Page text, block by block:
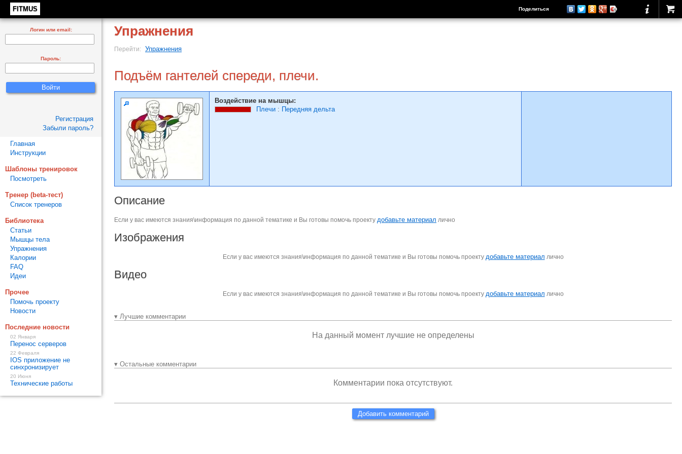
FITMUS Поделиться
Упражнения
Перейти: Упражнения
Подъём гантелей спереди, плечи.
Воздействие на мышцы:
Плечи : Передняя дельта
Описание
Если у вас имеются знания\информация по данной тематике и Вы готовы помочь проекту добавьте материал лично
Изображения
Если у вас имеются знания\информация по данной тематике и Вы готовы помочь проекту добавьте материал лично
Видео
Если у вас имеются знания\информация по данной тематике и Вы готовы помочь проекту добавьте материал лично
▾ Лучшие комментарии
На данный момент лучшие не определены
▾ Остальные комментарии
Комментарии пока отсутствуют.
Добавить комментарий
Логин или email:
Пароль:
Регистрация
Забыли пароль?
Главная
Инструкции
Шаблоны тренировок
Посмотреть
Тренер (beta-тест)
Список тренеров
Библиотека
Статьи
Мышцы тела
Упражнения
Калории
FAQ
Идеи
Прочее
Помочь проекту
Новости
Последние новости
02 Января
Перенос серверов
22 Февраля
IOS приложение не
синхронизирует
20 Июня
Технические работы